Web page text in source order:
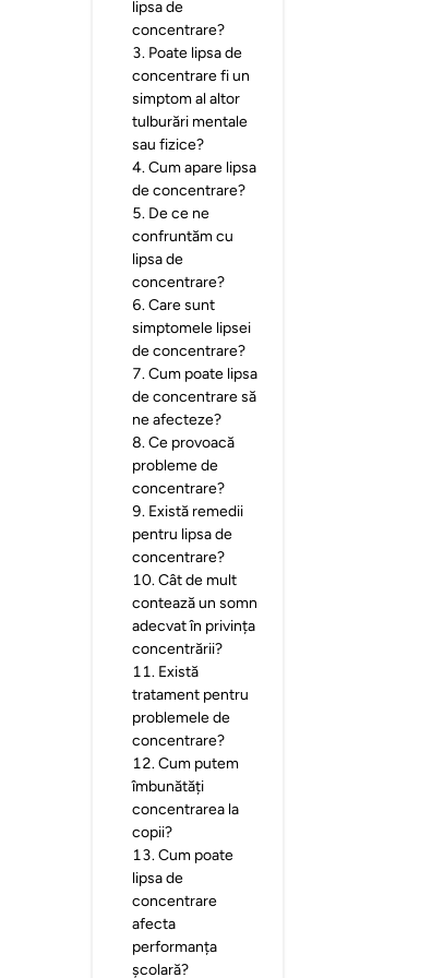
lipsa de
concentrare?
3. Poate lipsa de
concentrare fi un
simptom al altor
tulburări mentale
sau fizice?
4.Cum apare lipsa
de concentrare?
5. De ce ne
confruntăm cu
lipsa de
concentrare?
6.Care sunt
simptomele lipsei
de concentrare?
7.Cum poate lipsa
de concentrare să
ne afecteze?
8.Ce provoacă
probleme de
concentrare?
9. Există remedii
pentru lipsa de
concentrare?
10.Cât de mult
contează un somn
adecvat în privința
concentrării?
11. Există
tratament pentru
problemele de
concentrare?
12.Cum putem
îmbunătăți
concentrarea la
copii?
13.Cum poate
lipsa de
concentrare
afecta
performanța
școlară?